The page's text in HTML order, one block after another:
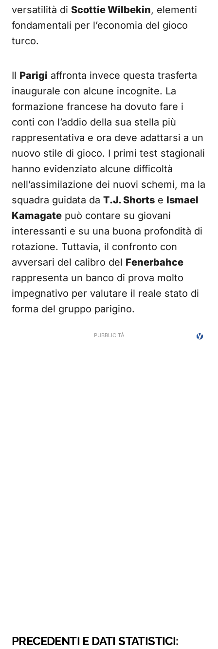
versatilità di Scottie Wilbekin, elementi
fondamentali per l’economia del gioco
turco.
Il Parigi affronta invece questa trasferta
inaugurale con alcune incognite. La
formazione francese ha dovuto fare i
conti con l’addio della sua stella più
rappresentativa e ora deve adattarsi a un
nuovo stile di gioco. I primi test stagionali
hanno evidenziato alcune difficoltà
nell’assimilazione dei nuovi schemi, ma la
squadra guidata da T.J. Shorts e Ismael
Kamagate può contare su giovani
interessanti e su una buona profondità di
rotazione. Tuttavia, il confronto con
avversari del calibro del Fenerbahce
rappresenta un banco di prova molto
impegnativo per valutare il reale stato di
forma del gruppo parigino.
PRECEDENTI E DATI STATISTICI: